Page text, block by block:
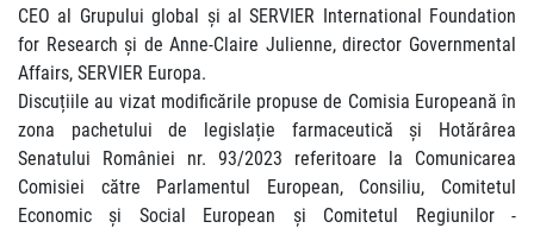
CEO al Grupului global și al SERVIER International Foundation
for Research și de Anne-Claire Julienne, director Governmental
Affairs, SERVIER Europa.
Discuțiile au vizat modificările propuse de Comisia Europeană în
zona pachetului de legislație farmaceutică și Hotărârea
Senatului României nr. 93/2023 referitoare la Comunicarea
Comisiei către Parlamentul European, Consiliu, Comitetul
Economic și Social European și Comitetul Regiunilor -